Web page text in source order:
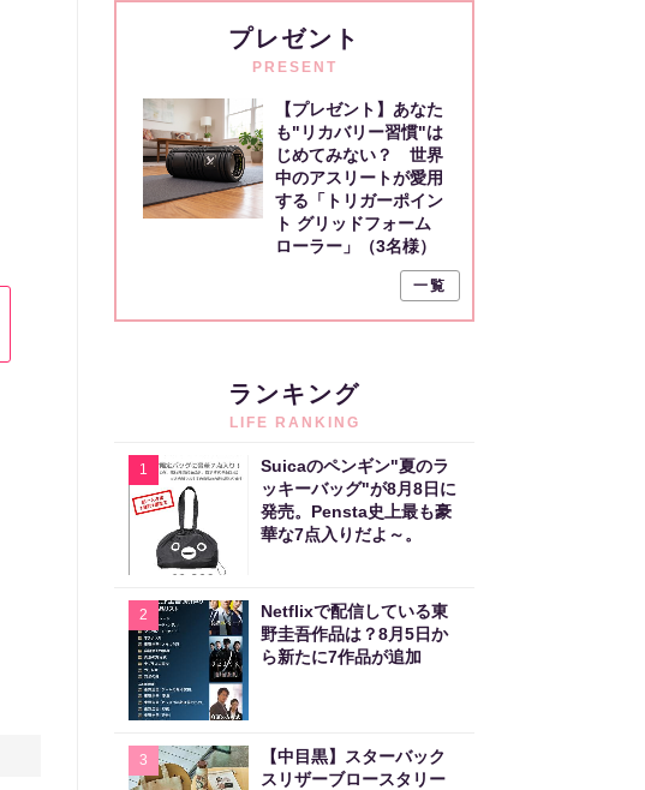
プレゼント
PRESENT
【プレゼント】あなた
も"リカバリー習慣"は
じめてみない？ 世界
中のアスリートが愛用
する「トリガーポイン
ト グリッドフォーム
ローラー」（3名様）
一覧
ランキング
LIFE RANKING
1
Suicaのペンギン"夏のラ
ッキーバッグ"が8月8日に
発売。Pensta史上最も豪
華な7点入りだよ～。
2
Netflixで配信している東
野圭吾作品は？8月5日か
ら新たに7作品が追加
3
【中目黒】スターバック
スリザーブロースタリー